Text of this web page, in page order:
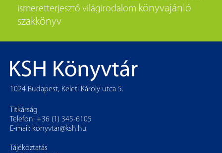
ismeretterjesztő világirodalom könyvajánló
szakkönyv
1024 Budapest, Keleti Károly utca 5.
Titkárság
Telefon: +36 (1) 345-6105
E-mail: konyvtar@ksh.hu
Tájékoztatás